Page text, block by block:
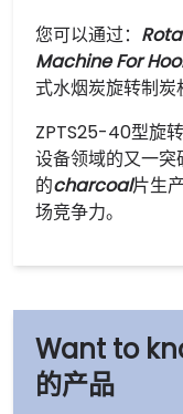
的产品
您可以通过：
Machine For
式水烟炭旋转制炭
ZPTS25-40型旋
设备领域的又一
的charcoal片生
场竞争力。